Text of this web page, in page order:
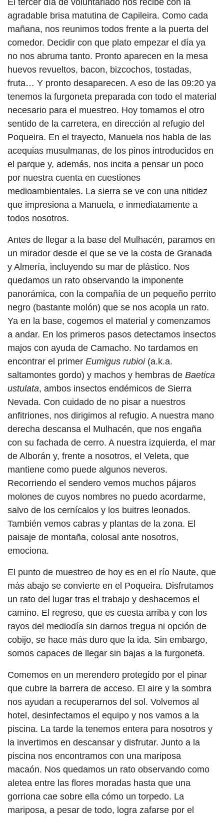
El tercer día de voluntariado nos recibe con la
agradable brisa matutina de Capileira. Como cada
mañana, nos reunimos todos frente a la puerta del
comedor. Decidir con que plato empezar el día ya
no nos abruma tanto. Pronto aparecen en la mesa
huevos revueltos, bacon, bizcochos, tostadas,
fruta… Y pronto desaparecen. A eso de las 09:20 ya
tenemos la furgoneta preparada con todo el material
necesario para el muestreo. Hoy tomamos el otro
sentido de la carretera, en dirección al refugio del
Poqueira. En el trayecto, Manuela nos habla de las
acequias musulmanas, de los pinos introducidos en
el parque y, además, nos incita a pensar un poco
por nuestra cuenta en cuestiones
medioambientales. La sierra se ve con una nitidez
que impresiona a Manuela, e inmediatamente a
todos nosotros.
Antes de llegar a la base del Mulhacén, paramos en
un mirador desde el que se ve la costa de Granada
y Almería, incluyendo su mar de plástico. Nos
quedamos un rato observando la imponente
panorámica, con la compañía de un pequeño perrito
negro (bastante molón) que se nos acopla un rato.
Ya en la base, cogemos el material y comenzamos
a andar. En los primeros pasos detectamos insectos
majos con ayuda de Camacho. No tardamos en
encontrar el primer Eumigus rubioi(a.k.a.
saltamontes gordo) y machos y hembras de Baetica
ustulata, ambos insectos endémicos de Sierra
Nevada. Con cuidado de no pisar a nuestros
anfitriones, nos dirigimos al refugio. A nuestra mano
derecha descansa el Mulhacén, que nos engaña
con su fachada de cerro. A nuestra izquierda, el mar
de Alborán y, frente a nosotros, el Veleta, que
mantiene como puede algunos neveros.
Recorriendo el sendero vemos muchos pájaros
molones de cuyos nombres no puedo acordarme,
salvo de los cernícalos y los buitres leonados.
También vemos cabras y plantas de la zona. El
paisaje de montaña, colosal ante nosotros,
emociona.
El punto de muestreo de hoy es en el río Naute, que
más abajo se convierte en el Poqueira. Disfrutamos
un rato del lugar tras el trabajo y deshacemos el
camino. El regreso, que es cuesta arriba y con los
rayos del mediodía sin darnos tregua ni opción de
cobijo, se hace más duro que la ida. Sin embargo,
somos capaces de llegar sin bajas a la furgoneta.
Comemos en un merendero protegido por el pinar
que cubre la barrera de acceso. El aire y la sombra
nos ayudan a recuperarnos del sol. Volvemos al
hotel, desinfectamos el equipo y nos vamos a la
piscina. La tarde la tenemos entera para nosotros y
la invertimos en descansar y disfrutar. Junto a la
piscina nos encontramos con una mariposa
macaón. Nos quedamos un rato observando como
aletea entre las flores moradas hasta que una
gorriona cae sobre ella cómo un torpedo. La
mariposa, a pesar de todo, logra zafarse por el